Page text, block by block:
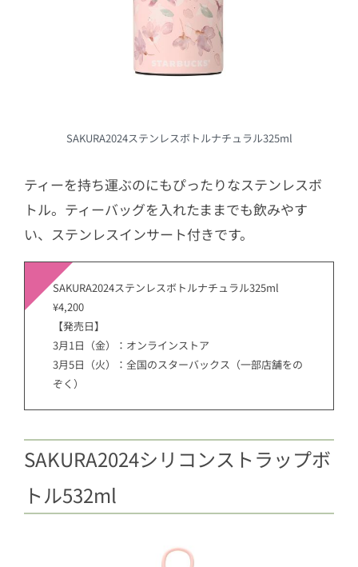
SAKURA2024ステンレスボトルナチュラル325ml
ティーを持ち運ぶのにもぴったりなステンレスボ
トル。ティーバッグを入れたままでも飲みやす
い、ステンレスインサート付きです。
SAKURA2024ステンレスボトルナチュラル325ml
¥4,200
【発売日】
3月1日（金）：オンラインストア
3月5日（火）：全国のスターバックス（一部店舗をの
ぞく）
SAKURA2024シリコンストラップボ
トル532ml